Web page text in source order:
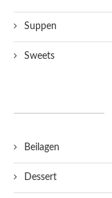
Suppen
Sweets
Beilagen
Dessert